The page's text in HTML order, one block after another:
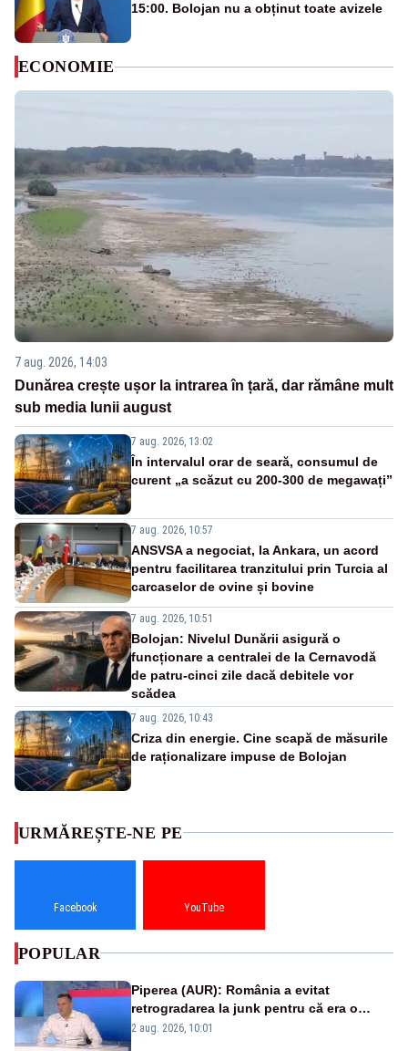
15:00. Bolojan nu a obținut toate avizele
ECONOMIE
7 aug. 2026, 14:03
Dunărea crește ușor la intrarea în țară, dar rămâne mult
sub media lunii august
7 aug. 2026, 13:02
În intervalul orar de seară, consumul de
curent „a scăzut cu 200-300 de megawați”
7 aug. 2026, 10:57
ANSVSA a negociat, la Ankara, un acord
pentru facilitarea tranzitului prin Turcia al
carcaselor de ovine și bovine
7 aug. 2026, 10:51
Bolojan: Nivelul Dunării asigură o
funcționare a centralei de la Cernavodă
de patru-cinci zile dacă debitele vor
scădea
7 aug. 2026, 10:43
Criza din energie. Cine scapă de măsurile
de raționalizare impuse de Bolojan
URMĂREȘTE-NE PE
Facebook YouTube
POPULAR
Piperea (AUR): România a evitat
retrogradarea la junk pentru că era o
catastrofă pentru bănci și fondurile de
2 aug. 2026, 10:01